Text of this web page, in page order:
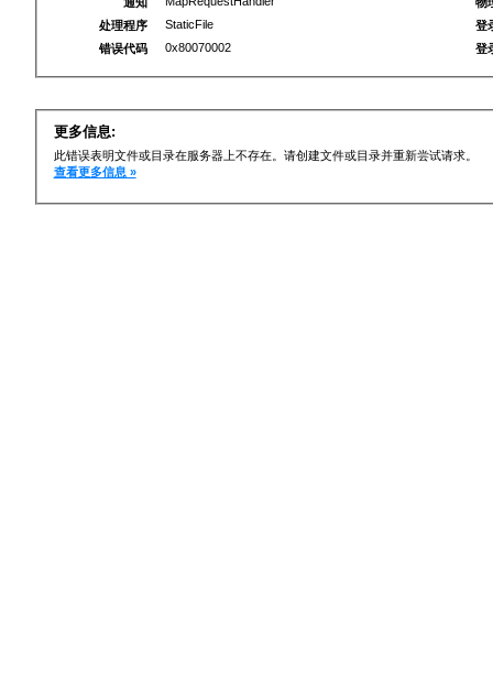
处理程序
StaticFile
错误代码
0x80070002
登
登
更多信息:
此错误表明文件或目录在服务器上不存在。请创建文件或目录并重新尝试请求。
查看更多信息 »